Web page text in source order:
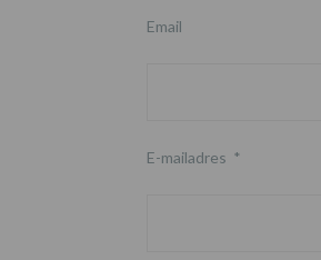
Email
E-mailadres *